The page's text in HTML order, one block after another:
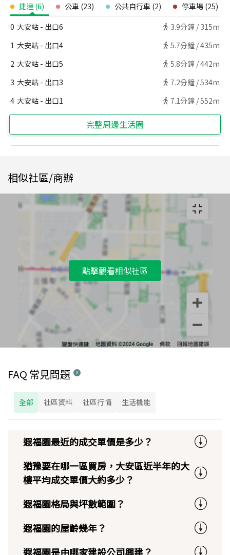
捷運 (6) 公車 (23) 公共自行車 (2) 停車場 (25)
0 大安站 - 出口6 3.9分鐘 / 315m
1 大安站 - 出口4 5.7分鐘 /435m
2 大安站 - 出口5 5.8分鐘 /442m
3 大安站 - 出口3 7.2分鐘 /534m
4 大安站 - 出口1 7.1分鐘 /552m
完整周邊生活圈
相似社區/商辦
點擊觀看相似社區
FAQ 常見問題
全部 社區資料 社區行情 生活機能
遐福園最近的成交單價是多少？
猶豫要在哪一區買房，大安區近半年的大
樓平均成交單價大約多少？
遐福園格局與坪數範圍？
遐福園的屋齡幾年？
遐福園是由哪家建設公司興建？